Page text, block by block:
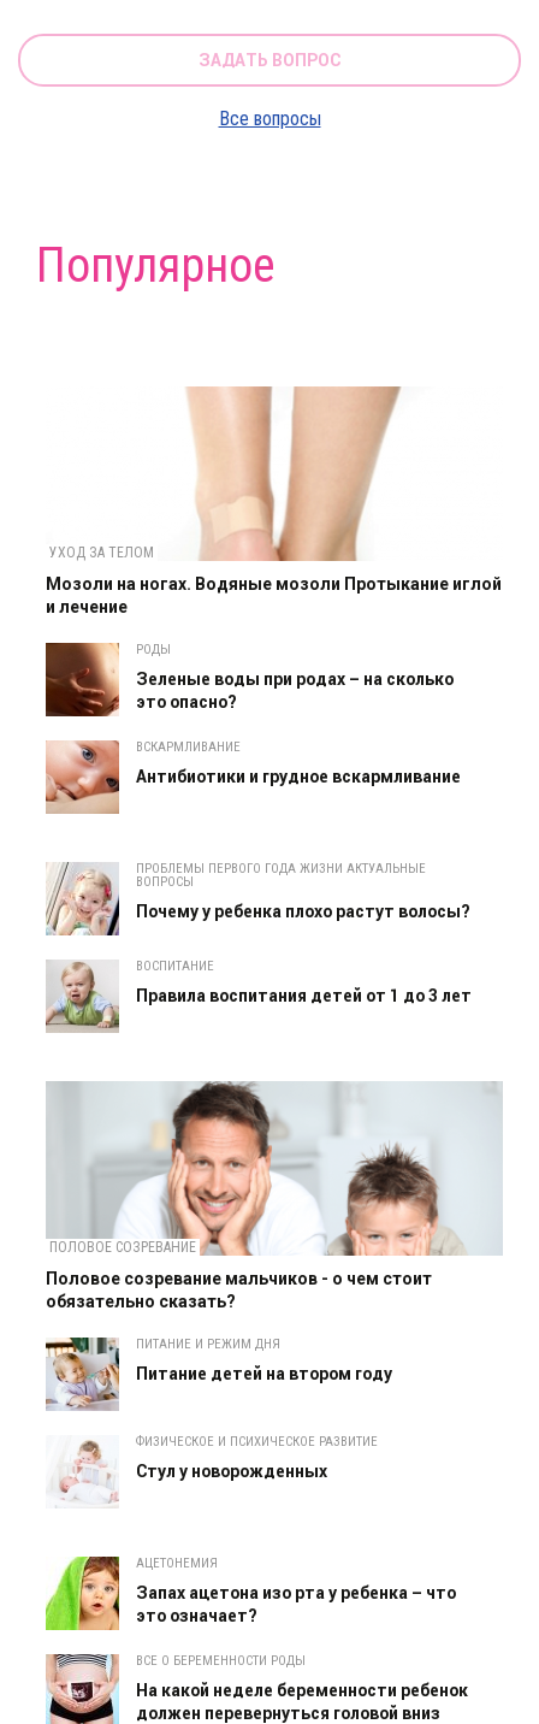
ЗАДАТЬ ВОПРОС
Все вопросы
Популярное
УХОД ЗА ТЕЛОМ
Мозоли на ногах. Водяные мозоли Протыкание иглой
и лечение
РОДЫ
Зеленые воды при родах – на сколько
это опасно?
ВСКАРМЛИВАНИЕ
Антибиотики и грудное вскармливание
ПРОБЛЕМЫ ПЕРВОГО ГОДА ЖИЗНИ АКТУАЛЬНЫЕ
ВОПРОСЫ
Почему у ребенка плохо растут волосы?
ВОСПИТАНИЕ
Правила воспитания детей от 1 до 3 лет
ПОЛОВОЕ СОЗРЕВАНИЕ
Половое созревание мальчиков - о чем стоит
обязательно сказать?
ПИТАНИЕ И РЕЖИМ ДНЯ
Питание детей на втором году
ФИЗИЧЕСКОЕ И ПСИХИЧЕСКОЕ РАЗВИТИЕ
Cтул у новорожденных
АЦЕТОНЕМИЯ
Запах ацетона изо рта у ребенка – что
это означает?
ВСЕ О БЕРЕМЕННОСТИ РОДЫ
На какой неделе беременности ребенок
должен перевернуться головой вниз